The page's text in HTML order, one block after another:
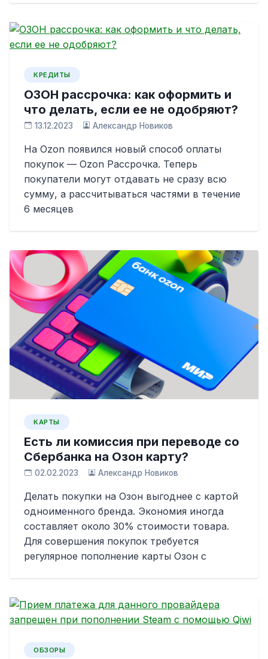
КРЕДИТЫ
ОЗОН рассрочка: как оформить и
что делать, если ее не одобряют?
13.12.2023 Александр Новиков
На Ozon появился новый способ оплаты
покупок — Ozon Рассрочка. Теперь
покупатели могут отдавать не сразу всю
сумму, а рассчитываться частями в течение
6 месяцев
КАРТЫ
Есть ли комиссия при переводе со
Сбербанка на Озон карту?
02.02.2023 Александр Новиков
Делать покупки на Озон выгоднее с картой
одноименного бренда. Экономия иногда
составляет около 30% стоимости товара.
Для совершения покупок требуется
регулярное пополнение карты Озон с
ОБЗОРЫ